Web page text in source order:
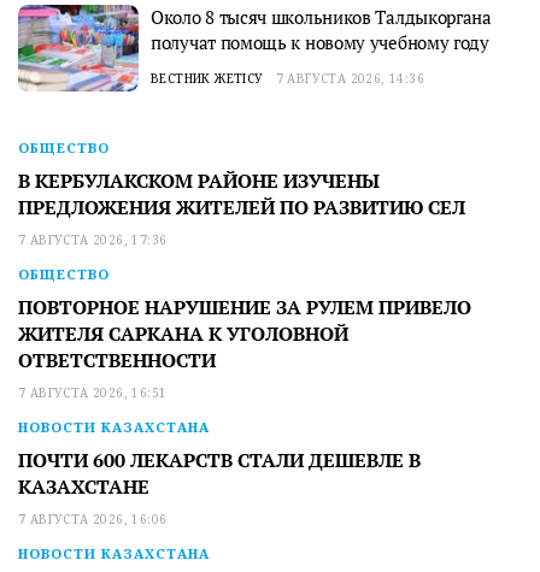
Около 8 тысяч школьников Талдыкоргана
получат помощь к новому учебному году
ВЕСТНИК ЖЕТІСУ 7 АВГУСТА 2026, 14:36
ОБЩЕСТВО
В КЕРБУЛАКСКОМ РАЙОНЕ ИЗУЧЕНЫ
ПРЕДЛОЖЕНИЯ ЖИТЕЛЕЙ ПО РАЗВИТИЮ СЕЛ
7 АВГУСТА 2026, 17:36
ОБЩЕСТВО
ПОВТОРНОЕ НАРУШЕНИЕ ЗА РУЛЕМ ПРИВЕЛО
ЖИТЕЛЯ САРКАНА К УГОЛОВНОЙ
ОТВЕТСТВЕННОСТИ
7 АВГУСТА 2026, 16:51
НОВОСТИ КАЗАХСТАНА
ПОЧТИ 600 ЛЕКАРСТВ СТАЛИ ДЕШЕВЛЕ В
КАЗАХСТАНЕ
7 АВГУСТА 2026, 16:06
НОВОСТИ КАЗАХСТАНА